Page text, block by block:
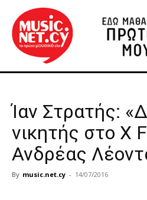
Ίαν Στρατής:
νικητής στο X
Ανδρέας
By music.net.cy - 14/07/2016